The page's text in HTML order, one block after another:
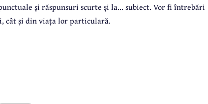
și răspunsuri scurte și la... subiect. Vor fi întrebări
cât și din viața lor particulară.